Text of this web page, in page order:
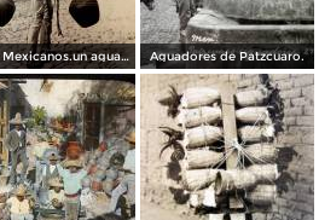
Tipos Mexicanos.un aguador. Aguadores de Patzcuaro.